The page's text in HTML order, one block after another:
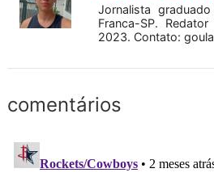
Jornalista
Franca-SP.
2023. Contato:
comentários